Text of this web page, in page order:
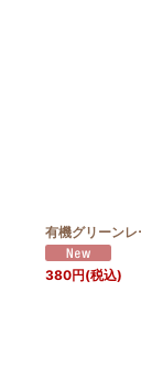
有機グリーンレ
380円(税込)